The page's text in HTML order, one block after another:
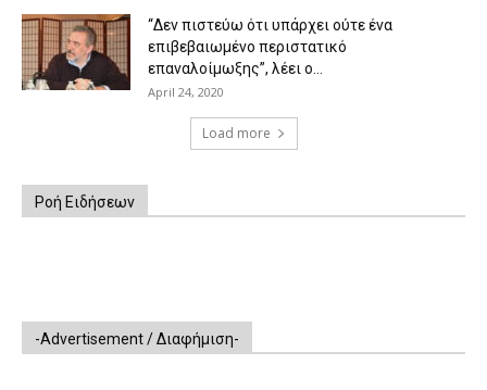
“Δεν πιστεύω ότι υπάρχει ούτε ένα
επιβεβαιωμένο περιστατικό
επαναλοίμωξης”, λέει ο...
April 24, 2020
Load more
Ροή Ειδήσεων
-Advertisement / Διαφήμιση-